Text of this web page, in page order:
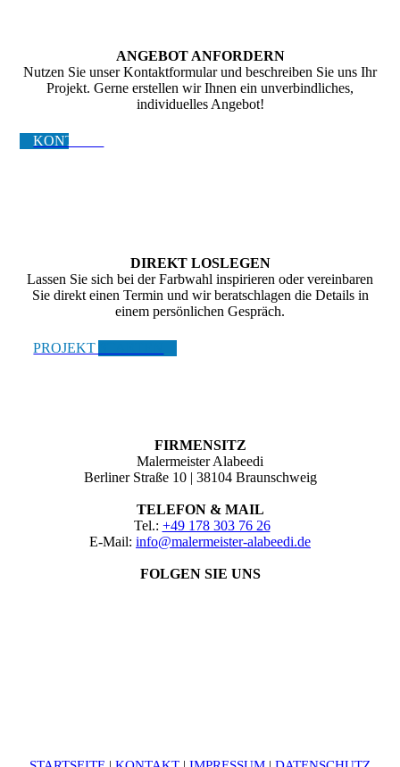
ANGEBOT ANFORDERN
Nutzen Sie unser Kontaktformular und beschreiben Sie uns Ihr
Projekt. Gerne erstellen wir Ihnen ein unverbindliches,
individuelles Angebot!
KONTAKT
DIREKT LOSLEGEN
Lassen Sie sich bei der Farbwahl inspirieren oder vereinbaren
Sie direkt einen Termin und wir beratschlagen die Details in
einem persönlichen Gespräch.
PROJEKT STARTEN
FIRMENSITZ
Malermeister Alabeedi
Berliner Straße 10 | 38104 Braunschweig
TELEFON & MAIL
Tel.: +49 178 303 76 26
E-Mail: info@malermeister-alabeedi.de
FOLGEN SIE UNS